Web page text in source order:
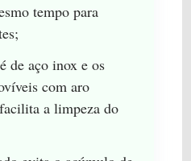
tempo para
de aço inox e os
com aro
a limpeza do